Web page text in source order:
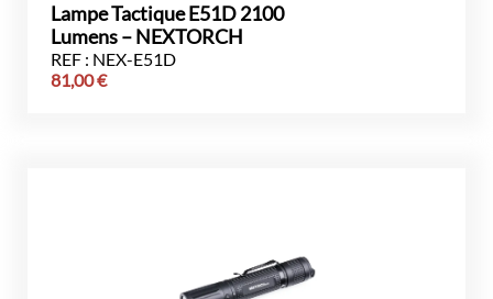
Lampe Tactique E51D 2100
Lumens – NEXTORCH
REF : NEX-E51D
81,00€